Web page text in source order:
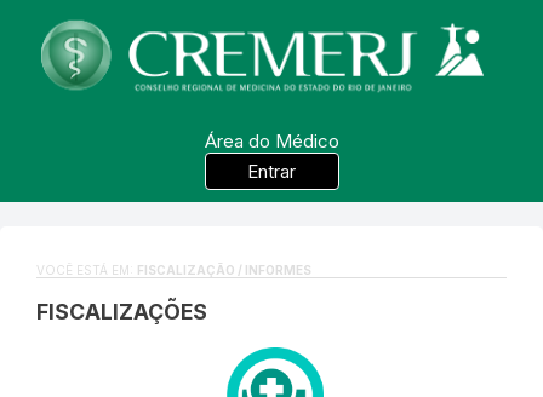
Área do Médico
Entrar
VOCÊ ESTÁ EM: FISCALIZAÇÃO / INFORMES
FISCALIZAÇÕES